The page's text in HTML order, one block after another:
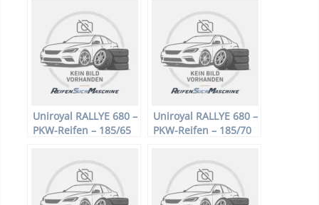
Sommerreifen
Sommerreifen
Uniroyal RALLYE 680 –
PKW-Reifen – 185/65
Sommerreifen
Uniroyal RALLYE 680 –
PKW-Reifen – 185/70
Sommerreifen